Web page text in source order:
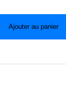
Ajouter au panier